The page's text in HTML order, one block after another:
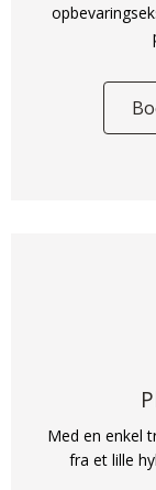
Med en enkel
fra et lille